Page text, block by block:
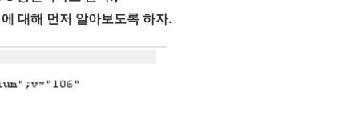
대해 먼저 알아보도록 하자.